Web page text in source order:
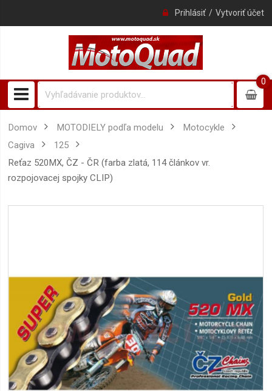
Prihlásiť Vytvoriť účet
0
0item
Domov MOTODIELY podľa modelu
Motocykle
Cagiva
125
reťaz 520MX, ČZ - ČR (farba zlatá, 114 článkov vr.
rozpojovacej spojky CLIP)